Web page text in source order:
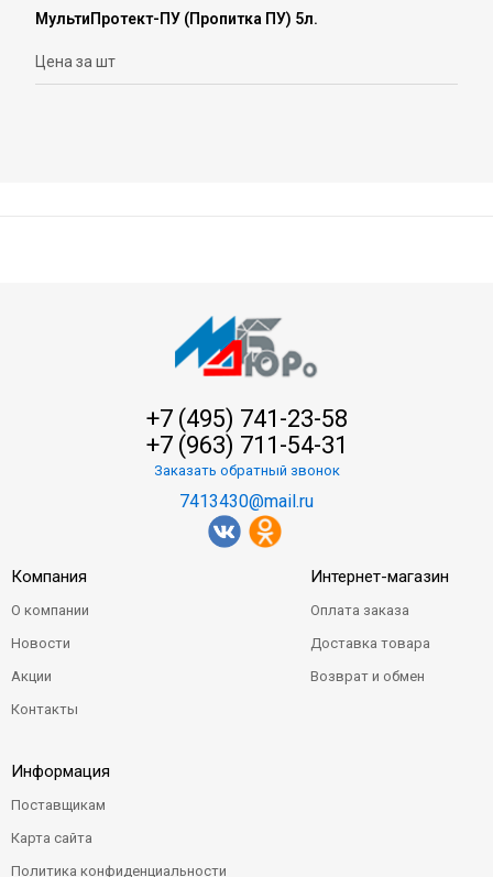
МультиПротект-ПУ (Пропитка ПУ) 5л.
Цена за шт
+7 (495) 741-23-58
+7 (963) 711-54-31
Заказать обратный звонок
7413430@mail.ru
Компания
О компании
Новости
Акции
Контакты
Интернет-магазин
Оплата заказа
Доставка товара
Возврат и обмен
Информация
Поставщикам
Карта сайта
Политика конфиденциальности